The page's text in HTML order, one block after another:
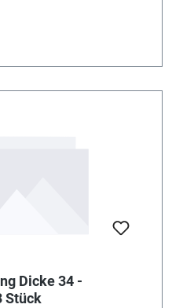
Dicke 34 -
Stück